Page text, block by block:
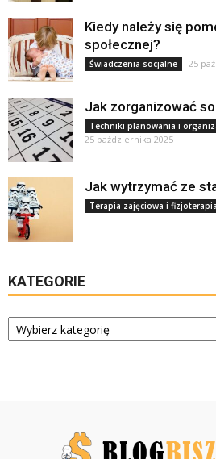
Kiedy należy się
społecznej?
Świadczenia socjalne 25
Jak zorganizować
Techniki planowania i
25 października 2025
Jak wytrzymać ze
Terapia zajęciowa i fizjoterapia
KATEGORIE
Kategorie